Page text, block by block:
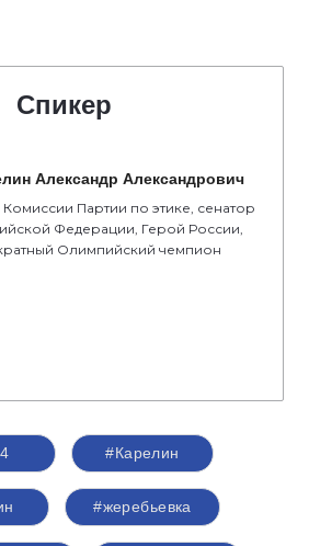
Спикер
Александр Александрович
Партии по этике, сенатор
Федерации, Герой России,
Олимпийский чемпион
#Карелин
#жеребьевка